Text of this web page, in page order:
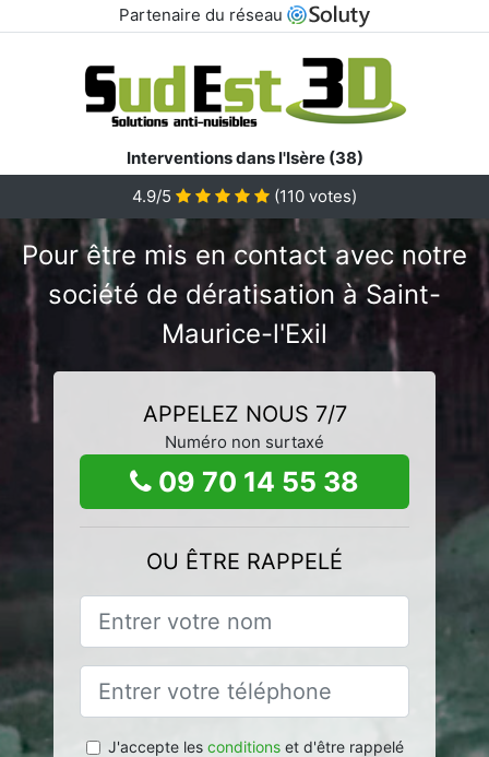
Partenaire du réseau
Interventions dans l'Isère (38)
4.9/5
(110 votes)
Pour être mis en contact avec notre
société de dératisation à Saint-
Maurice-l'Exil
APPELEZ NOUS 7/7
Numéro non surtaxé
09 70 14 55 38
OU ÊTRE RAPPELÉ
J'accepte les conditionset d'être rappelé